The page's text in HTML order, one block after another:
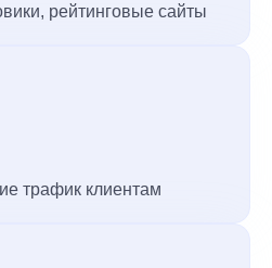
рейтинговые сайты
трафик клиентам